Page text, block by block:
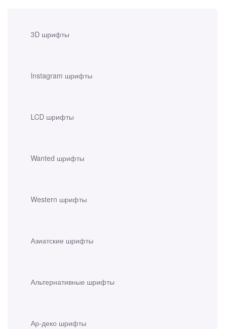
3D шрифты
Instagram шрифты
LCD шрифты
Wanted шрифты
Western шрифты
Азиатские шрифты
Альтернативные шрифты
Ар-деко шрифты